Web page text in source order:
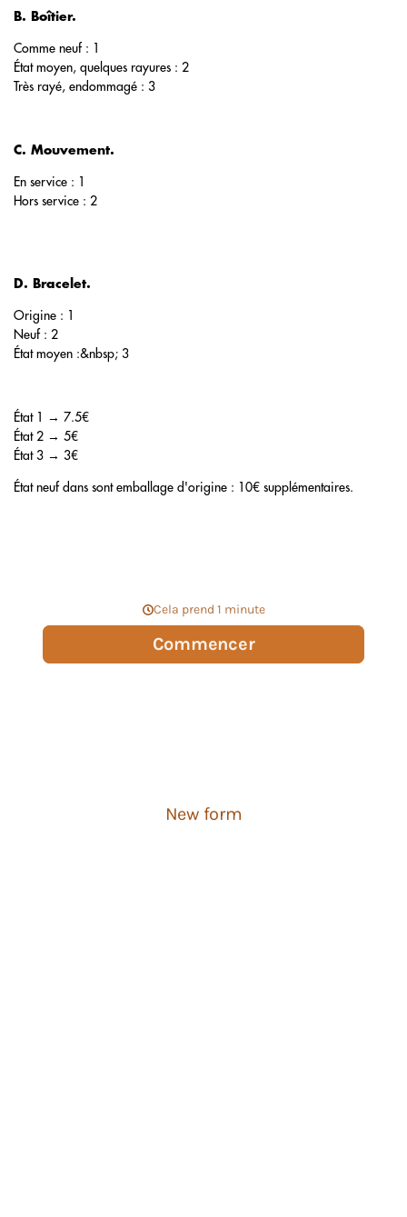
B. Boîtier.
Comme neuf : 1
État moyen, quelques rayures : 2
Très rayé, endommagé : 3
C. Mouvement.
En service : 1
Hors service : 2
D. Bracelet.
Origine : 1
Neuf : 2
État moyen :&nbsp; 3
État 1 → 7.5€
État 2 → 5€
État 3 → 3€
État neuf dans sont emballage d'origine : 10€ supplémentaires.